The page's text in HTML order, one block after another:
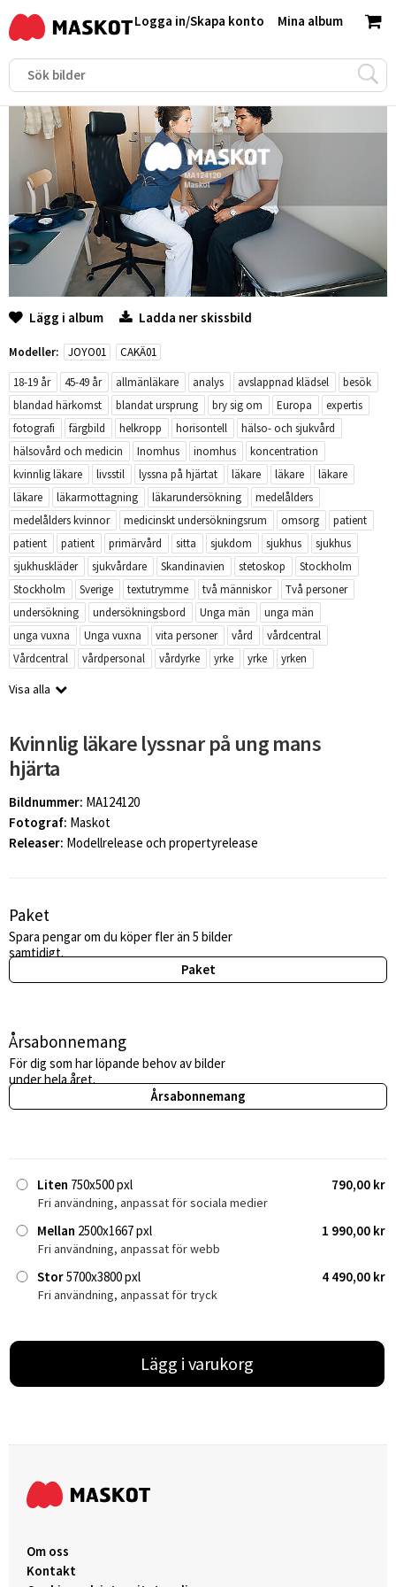
Mina album
Logga in/Skapa konto
Lägg i album Ladda ner skissbild
Modeller: JOYO01
CAKÄ01
18-19 år
45-49 år allmänläkare analys avslappnad klädsel
besök
blandad härkomst
blandat ursprung bry sig om Europa
expertis
fotografi
färgbild helkropp horisontell
hälso- och sjukvård
hälsovård och medicin
Inomhus inomhus
koncentration
kvinnlig läkare
livsstil lyssna på hjärtat läkare läkare
läkare
läkare
läkarmottagning läkarundersökning
medelålders
medelålders kvinnor
medicinskt undersökningsrum omsorg
patient
patient
patient primärvård sitta sjukdom sjukhus
sjukhus
sjukhuskläder
sjukvårdare Skandinavien stetoskop
Stockholm
Stockholm
Sverige textutrymme två människor
Två personer
undersökning
undersökningsbord Unga män
unga män
unga vuxna
Unga vuxna vita personer vård
vårdcentral
Vårdcentral
vårdpersonal vårdyrke yrke yrke yrken
Visa alla
Kvinnlig läkare lyssnar på ung mans
hjärta
Bildnummer: MA124120
Fotograf: Maskot
Releaser: Modellrelease och propertyrelease
Paket
Spara pengar om du köper fler än 5 bilder
samtidigt.
Paket
Årsabonnemang
För dig som har löpande behov av bilder
under hela året.
Årsabonnemang
Liten 750x500 pxl 790,00 kr
Fri användning, anpassat för sociala medier
Mellan 2500x1667 pxl 1 990,00 kr
Fri användning, anpassat för webb
Stor5700x3800 pxl 4 490,00 kr
Fri användning, anpassat för tryck
Lägg i varukorg
Om oss
Kontakt